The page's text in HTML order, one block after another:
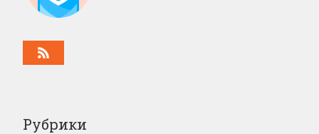
Рубрики